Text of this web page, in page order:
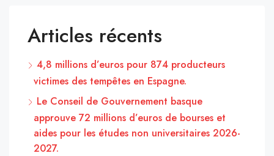
Articles récents
4,8 millions d’euros pour 874 producteurs
victimes des tempêtes en Espagne.
Le Conseil de Gouvernement basque
approuve 72 millions d’euros de bourses et
aides pour les études non universitaires 2026-
2027.